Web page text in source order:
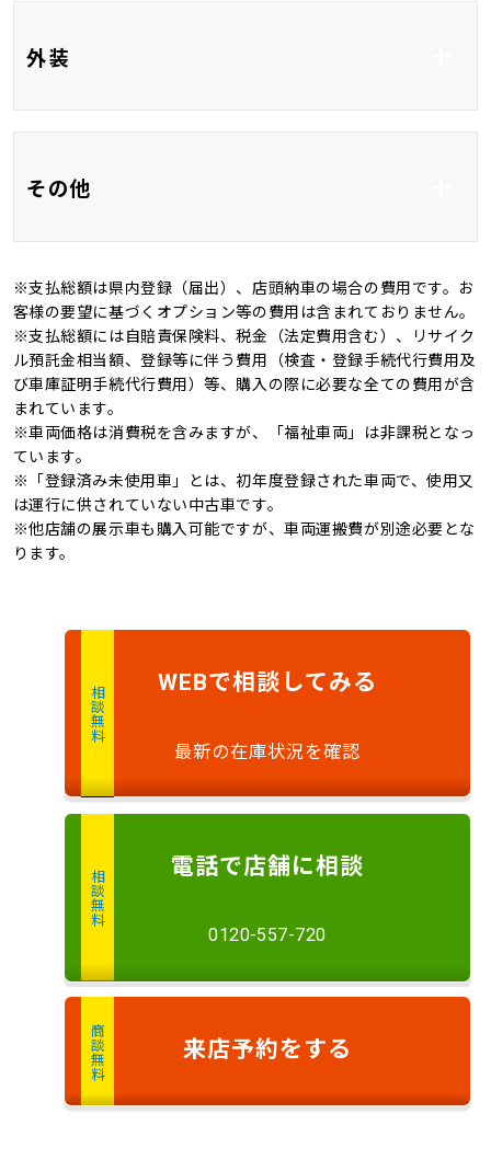
HDMI接続
外装
ンチ
ＨＩＤ
オートマチックハイビ
ーム
オートライト
その他
新品タイヤ ワンオーナー
記録簿 4WD
※支払総額は県内登録（届出）、店頭納車の場合の費用です。お
客様の要望に基づくオプション等の費用は含まれておりません。
※支払総額には自賠責保険料、税金（法定費用含む）、リサイク
ル預託金相当額、登録等に伴う費用（検査・登録手続代行費用及
び車庫証明手続代行費用）等、購入の際に必要な全ての費用が含
まれています。
※車両価格は消費税を含みますが、「福祉車両」は非課税となっ
ています。
※「登録済み未使用車」とは、初年度登録された車両で、使用又
は運行に供されていない中古車です。
※他店舗の展示車も購入可能ですが、車両運搬費が別途必要とな
ります。
相談無料
WEBで相談 してみる
最新の在庫状況を確認
相談無料
電話で店舗に相談
0120-557-720
商談無料 来店予約をする